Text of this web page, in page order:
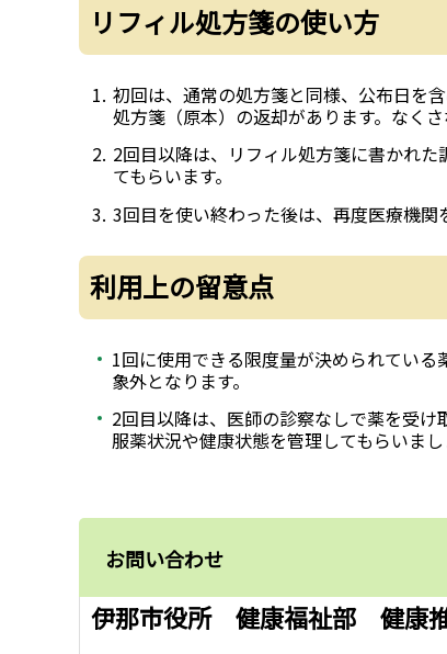
リフィル処方箋の使い方
初回は、通常の処方箋と同様、公布日を
処方箋（原本）の返却があります。なく
2回目以降は、リフィル処方箋に書かれ
てもらいます。
3回目を使い終わった後は、再度医療機関
利用上の留意点
1回に使用できる限度量が決められてい
象外となります。
2回目以降は、医師の診察なしで薬を受け
服薬状況や健康状態を管理してもらいまし
お問い合わせ
伊那市役所 健康福祉部 健康